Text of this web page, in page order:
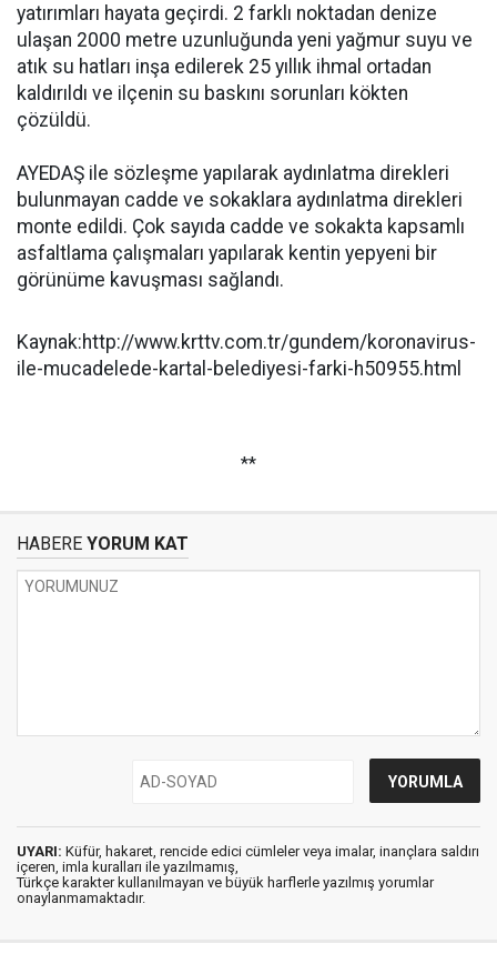
yatırımları hayata geçirdi. 2 farklı noktadan denize
ulaşan 2000 metre uzunluğunda yeni yağmur suyu ve
atık su hatları inşa edilerek 25 yıllık ihmal ortadan
kaldırıldı ve ilçenin su baskını sorunları kökten
çözüldü.
AYEDAŞ ile sözleşme yapılarak aydınlatma direkleri
bulunmayan cadde ve sokaklara aydınlatma direkleri
monte edildi. Çok sayıda cadde ve sokakta kapsamlı
asfaltlama çalışmaları yapılarak kentin yepyeni bir
görünüme kavuşması sağlandı.
Kaynak:http://www.krttv.com.tr/gundem/koronavirus-
ile-mucadelede-kartal-belediyesi-farki-h50955.html
**
HABERE YORUM KAT
UYARI: Küfür, hakaret, rencide edici cümleler veya imalar, inançlara saldırı
içeren, imla kuralları ile yazılmamış,
Türkçe karakter kullanılmayan ve büyük harflerle yazılmış yorumlar
onaylanmamaktadır.